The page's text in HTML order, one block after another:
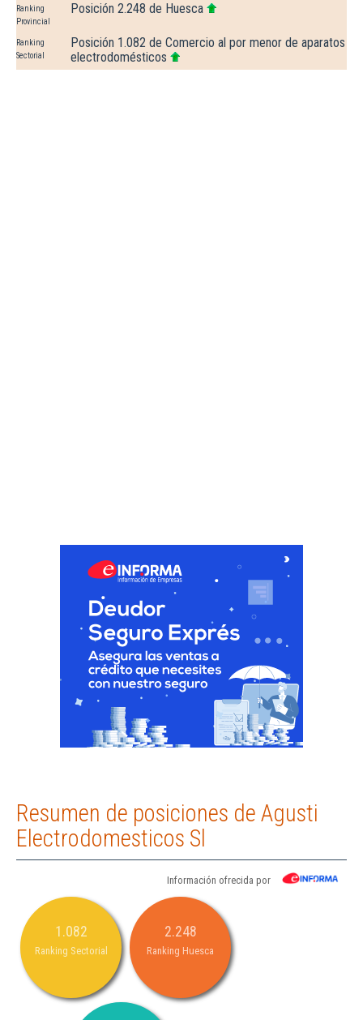
Ranking
Provincial
Posición 2.248 de Huesca
Ranking
Sectorial
Posición 1.082 de Comercio al por menor de aparatos
electrodomésticos
Resumen de posiciones de Agusti
Electrodomesticos Sl
Información ofrecida por
1.082
Ranking Sectorial
2.248
Ranking Huesca